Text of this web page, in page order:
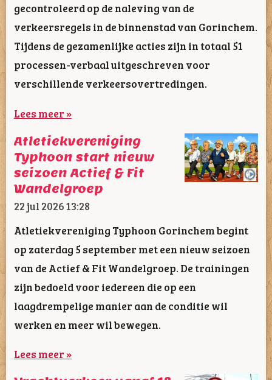
gecontroleerd op de naleving van de
verkeersregels in de binnenstad van Gorinchem.
Tijdens de gezamenlijke acties zijn in totaal 51
processen-verbaal uitgeschreven voor
verschillende verkeersovertredingen.
Lees meer »
Atletiekvereniging
Typhoon start nieuw
seizoen Actief & Fit
Wandelgroep
22 jul 202613:28
Atletiekvereniging Typhoon Gorinchem begint
op zaterdag 5 september met een nieuw seizoen
van de Actief & Fit Wandelgroep. De trainingen
zijn bedoeld voor iedereen die op een
laagdrempelige manier aan de conditie wil
werken en meer wil bewegen.
Lees meer »